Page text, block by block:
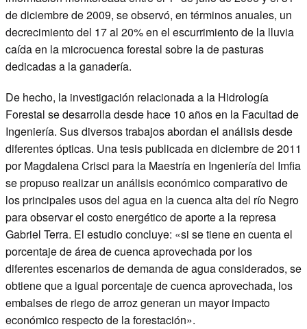
de diciembre de 2009, se observó, en términos anuales, un
decrecimiento del 17 al 20% en el escurrimiento de la lluvia
caída en la microcuenca forestal sobre la de pasturas
dedicadas a la ganadería.
De hecho, la investigación relacionada a la Hidrología
Forestal se desarrolla desde hace 10 años en la Facultad de
Ingeniería. Sus diversos trabajos abordan el análisis desde
diferentes ópticas. Una tesis publicada en diciembre de 2011
por Magdalena Crisci para la Maestría en Ingeniería del Imfia
se propuso realizar un análisis económico comparativo de
los principales usos del agua en la cuenca alta del río Negro
para observar el costo energético de aporte a la represa
Gabriel Terra. El estudio concluye: «si se tiene en cuenta el
porcentaje de área de cuenca aprovechada por los
diferentes escenarios de demanda de agua considerados, se
obtiene que a igual porcentaje de cuenca aprovechada, los
embalses de riego de arroz generan un mayor impacto
económico respecto de la forestación».